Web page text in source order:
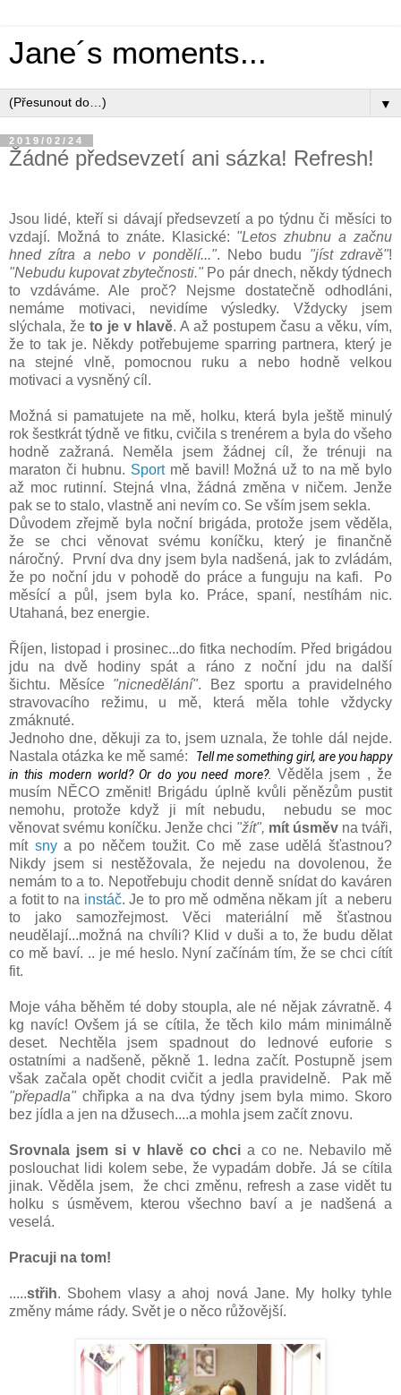
Jane´s moments...
▼
2019/02/24
Žádné předsevzetí ani sázka! Refresh!
Jsou lidé, kteří si dávají předsevzetí a po týdnu či měsíci to
vzdají. Možná to znáte. Klasické: "Letos zhubnu a začnu
hned zítra a nebo v pondělí...". Nebo budu "jíst zdravě"!
"Nebudu kupovat zbytečnosti." Po pár dnech, někdy týdnech
to vzdáváme. Ale proč? Nejsme dostatečně odhodláni,
nemáme motivaci, nevidíme výsledky. Vždycky jsem
slýchala, že to je v hlavě. A až postupem času a věku, vím,
že to tak je. Někdy potřebujeme sparring partnera, který je
na stejné vlně, pomocnou ruku a nebo hodně velkou
motivaci a vysněný cíl.
Možná si pamatujete na mě, holku, která byla ještě minulý
rok šestkrát týdně ve fitku, cvičila s trenérem a byla do všeho
hodně zažraná. Neměla jsem žádnej cíl, že trénuji na
maraton či hubnu. Sportmě bavil! Možná už to na mě bylo
až moc rutinní. Stejná vlna, žádná změna v ničem. Jenže
pak se to stalo, vlastně ani nevím co. Se vším jsem sekla.
Důvodem zřejmě byla noční brigáda, protože jsem věděla,
že se chci věnovat svému koníčku, který je finančně
náročný. První dva dny jsem byla nadšená, jak to zvládám,
že po noční jdu v pohodě do práce a funguju na kafi. Po
měsící a půl, jsem byla ko. Práce, spaní, nestíhám nic.
Utahaná, bez energie.
Říjen, listopad i prosinec...do fitka nechodím. Před brigádou
jdu na dvě hodiny spát a ráno z noční jdu na další
šichtu. Měsíce "nicnedělání". Bez sportu a pravidelného
stravovacího režimu, u mě, která měla tohle vždycky
zmáknuté.
Jednoho dne, děkuji za to, jsem uznala, že tohle dál nejde.
Nastala otázka ke mě samé:
Tell me something girl, are you happy
in this modern world? Or do you need more?. Věděla jsem , že
musím NĚCO změnit! Brigádu úplně kvůli pěnězům pustit
nemohu, protože když ji mít nebudu, nebudu se moc
věnovat svému koníčku. Jenže chci "žít", mít úsměv na tváři,
mít snya po něčem toužit. Co mě zase udělá šťastnou?
Nikdy jsem si nestěžovala, že nejedu na dovolenou, že
nemám to a to. Nepotřebuju chodit denně snídat do kaváren
a fotit to na instáč. Je to pro mě odměna někam jít a neberu
to jako samozřejmost. Věci materiální mě šťastnou
neudělají...možná na chvíli? Klid v duši a to, že budu dělat
co mě baví. .. je mé heslo. Nyní začínám tím, že se chci cítít
fit.
Moje váha běhěm té doby stoupla, ale né nějak závratně. 4
kg navíc! Ovšem já se cítila, že těch kilo mám minimálně
deset. Nechtěla jsem spadnout do lednové euforie s
ostatními a nadšeně, pěkně 1. ledna začít. Postupně jsem
však začala opět chodit cvičit a jedla pravidelně. Pak mě
"přepadla" chřipka a na dva týdny jsem byla mimo. Skoro
bez jídla a jen na džusech....a mohla jsem začít znovu.
Srovnala jsem si v hlavě co chci a co ne. Nebavilo mě
poslouchat lidi kolem sebe, že vypadám dobře. Já se cítila
jinak. Věděla jsem, že chci změnu, refresh a zase vidět tu
holku s úsměvem, kterou všechno baví a je nadšená a
veselá.
Pracuji na tom!
.....střih. Sbohem vlasy a ahoj nová Jane. My holky tyhle
změny máme rády. Svět je o něco růžovější.